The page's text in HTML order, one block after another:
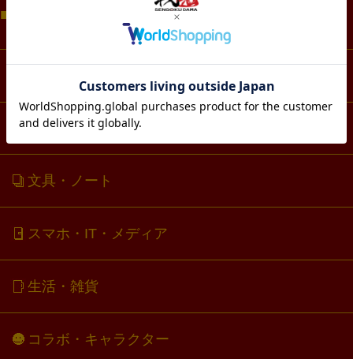
商品カテゴリー（CATEGORY)
アクセサリー・アクスタ
文具・ノート
スマホ・IT・メディア
生活・雑貨
コラボ・キャラクター